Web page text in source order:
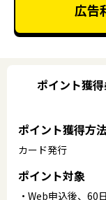
広告
ポイント獲
ポイント獲得方
カード発行
ポイント対象
Web申込後、60